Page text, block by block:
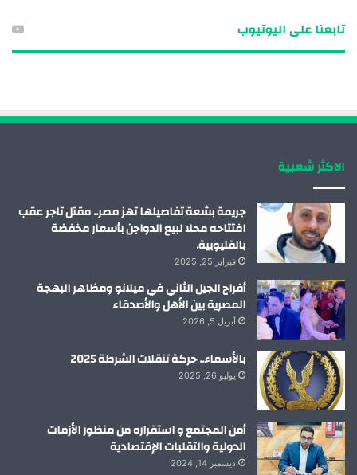
تابعنا على اليوتيوب
الاكثر شعبية
جريمة بشعة تفاصيلها تهز مصر.. مقتل تاجر عقب
افتتاحه محلا لبيع الدواجن بأسعار مخفضة
بالقليوبية.
فبراير 25, 2025
أفراح الجيل الثاني في ميلانو ومظاهر البهجة
المصرية بين الأهل والأصدقاء
أبريل 5, 2026
بالأسماء.. حركة تنقلات الشرطة 2025
يوليو 26, 2025
أمن المجتمع و استقراره من منظور الأزمات
الدولية والتقلبات الإقتصادية
ديسمبر 14, 2024